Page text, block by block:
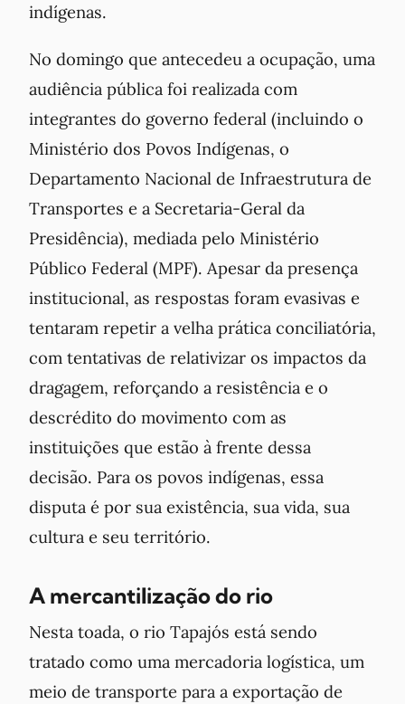
indígenas.
No domingo que antecedeu a ocupação, uma
audiência pública foi realizada com
integrantes do governo federal (incluindo o
Ministério dos Povos Indígenas, o
Departamento Nacional de Infraestrutura de
Transportes e a Secretaria-Geral da
Presidência), mediada pelo Ministério
Público Federal (MPF). Apesar da presença
institucional, as respostas foram evasivas e
tentaram repetir a velha prática conciliatória,
com tentativas de relativizar os impactos da
dragagem, reforçando a resistência e o
descrédito do movimento com as
instituições que estão à frente dessa
decisão. Para os povos indígenas, essa
disputa é por sua existência, sua vida, sua
cultura e seu território.
A mercantilização do rio
Nesta toada, o rio Tapajós está sendo
tratado como uma mercadoria logística, um
meio de transporte para a exportação de